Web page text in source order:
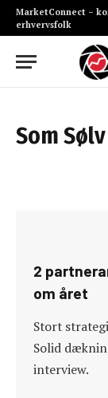
MarketConnect –
erhvervsfolk
Som
2
om året
Stort
Solid
interview.